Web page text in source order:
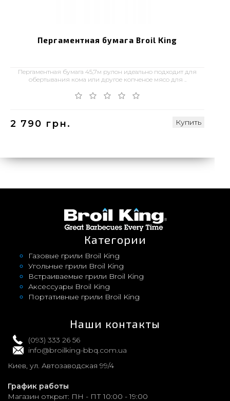
Пергаментная бумага Broil King
Пергаментная бумага 45,7м рулон идеально подходит для
обертывания кома или другое копченое мясо для ..
2 790 грн. Купить
Категории
Газовые грили Broil King
Угольные грили Broil King
Встраиваемые грили Broil King
Аксессуары Broil King
Портативные грили Broil King
Наши контакты
(093) 333 26 56
info@broilking-bbq.com.ua
Киев, ул. Автозаводская 99/4
График работы
Магазин открыт: ПН - ПТ 10:00 - 19:00